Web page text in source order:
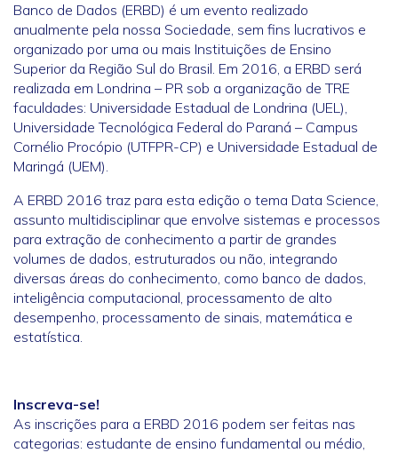
Banco de Dados (ERBD) é um evento realizado
anualmente pela nossa Sociedade, sem fins lucrativos e
organizado por uma ou mais Instituições de Ensino
Superior da Região Sul do Brasil. Em 2016, a ERBD será
realizada em Londrina – PR sob a organização de TRE
faculdades: Universidade Estadual de Londrina (UEL),
Universidade Tecnológica Federal do Paraná – Campus
Cornélio Procópio (UTFPR-CP) e Universidade Estadual de
Maringá (UEM).
A ERBD 2016 traz para esta edição o tema Data Science,
assunto multidisciplinar que envolve sistemas e processos
para extração de conhecimento a partir de grandes
volumes de dados, estruturados ou não, integrando
diversas áreas do conhecimento, como banco de dados,
inteligência computacional, processamento de alto
desempenho, processamento de sinais, matemática e
estatística.
Inscreva-se!
As inscrições para a ERBD 2016 podem ser feitas nas
categorias: estudante de ensino fundamental ou médio,